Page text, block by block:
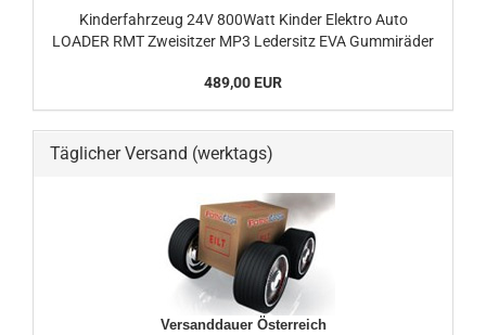
Kinderfahrzeug 24V 800Watt Kinder Elektro Auto
LOADER RMT Zweisitzer MP3 Ledersitz EVA Gummiräder
489,00 EUR
Täglicher Versand (werktags)
Versanddauer Österreich